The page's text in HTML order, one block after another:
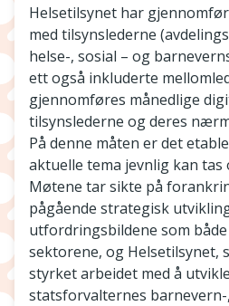
Helsetilsynet har
med tilsynslederne
helse-, sosial – og
ett også inkluderte
gjennomføres månedlige
tilsynslederne og deres
På denne måten er det
aktuelle tema jevnlig kan
Møtene tar sikte på
pågående strategisk
utfordringsbildene som
sektorene, og Helsetilsynet,
styrket arbeidet med å
statsforvalternes